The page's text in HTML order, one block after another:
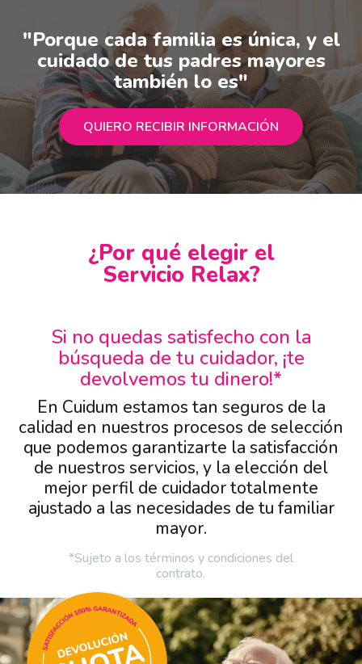
"Porque cada familia es única, y el
cuidado de tus padres mayores
también lo es"
QUIERO RECIBIR INFORMACIÓN
¿Por qué elegir el
Servicio Relax?
Si no quedas satisfecho con la
búsqueda de tu cuidador, ¡te
devolvemos tu dinero!*
En Cuidum estamos tan seguros de la
calidad en nuestros procesos de selección
que podemos garantizarte la satisfacción
de nuestros servicios, y la elección del
mejor perfil de cuidador totalmente
ajustado a las necesidades de tu familiar
mayor.
*Sujeto a los términos y condiciones del
contrato.